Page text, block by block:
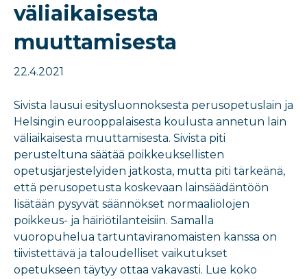
väliaikaisesta
muuttamisesta
22.4.2021
Sivista lausui esitysluonnoksesta perusopetuslain ja
Helsingin eurooppalaisesta koulusta annetun lain
väliaikaisesta muuttamisesta. Sivista piti
perusteltuna säätää poikkeuksellisten
opetusjärjestelyiden jatkosta, mutta piti tärkeänä,
että perusopetusta koskevaan lainsäädäntöön
lisätään pysyvät säännökset normaaliolojen
poikkeus- ja häiriötilanteisiin. Samalla
vuoropuhelua tartuntaviranomaisten kanssa on
tiivistettävä ja taloudelliset vaikutukset
opetukseen täytyy ottaa vakavasti. Lue koko